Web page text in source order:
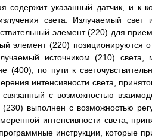
содержит указанный датчик, и к
света. Излучаемый свет
элемент (220) для
элемент (220) позиционируются
источником (210)
(400), по пути к
интенсивности света,
с возможностью
выполнен с возможностью
интенсивности света,
инструкции, которые